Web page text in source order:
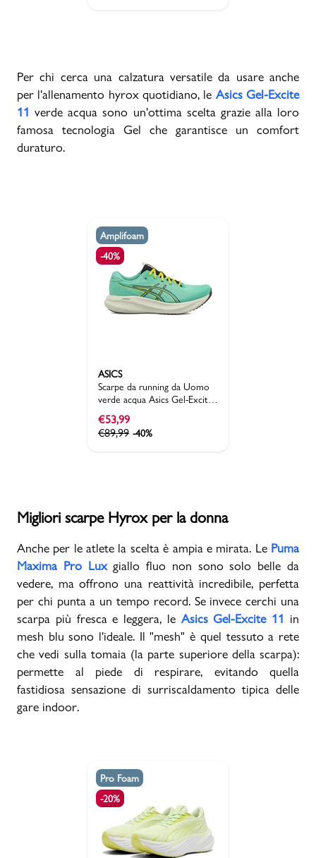
Per chi cerca una calzatura versatile da usare anche
per l'allenamento hyrox quotidiano, le Asics Gel-Excite
11 verde acqua sono un'ottima scelta grazie alla loro
famosa tecnologia Gel che garantisce un comfort
duraturo.
Amplifoam
-40%
ASICS
Scarpe da running da Uomo
verde acqua Asics Gel-Excite
11
€53,99
€89,99 -40%
Migliori scarpe Hyrox per la donna
Anche per le atlete la scelta è ampia e mirata. Le Puma
Maxima Pro Luxgiallo fluo non sono solo belle da
vedere, ma offrono una reattività incredibile, perfetta
per chi punta a un tempo record. Se invece cerchi una
scarpa più fresca e leggera, le Asics Gel-Excite 11 in
mesh blu sono l'ideale. Il "mesh" è quel tessuto a rete
che vedi sulla tomaia (la parte superiore della scarpa):
permette al piede di respirare, evitando quella
fastidiosa sensazione di surriscaldamento tipica delle
gare indoor.
Pro Foam
-20%